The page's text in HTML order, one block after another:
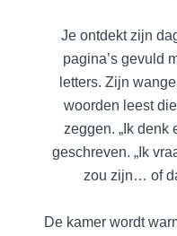
Je ontdekt zijn
pagina’s gevuld
letters. Zijn
woorden leest
zeggen. „Ik denk
geschreven. „Ik
zou zijn… of
De kamer wordt